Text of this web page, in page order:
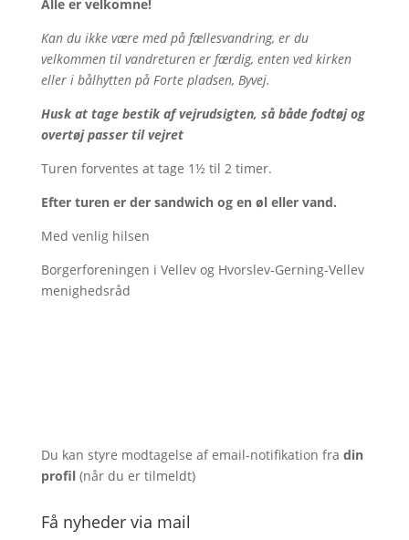
Alle er velkomne!
Kan du ikke være med på fællesvandring, er du
velkommen til vandreturen er færdig, enten ved kirken
eller i bålhytten på Forte pladsen, Byvej.
Husk at tage bestik af vejrudsigten, så både fodtøj og
overtøj passer til vejret
Turen forventes at tage 1½ til 2 timer.
Efter turen er der sandwich og en øl eller vand.
Med venlig hilsen
Borgerforeningen i Vellev og Hvorslev-Gerning-Vellev
menighedsråd
Du kan styre modtagelse af email-notifikation fra din
profil(når du er tilmeldt)
Få nyheder via mail